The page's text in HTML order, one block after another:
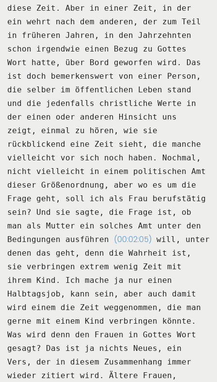
diese Zeit.
Aber in einer Zeit, in der
ein wehrt nach dem anderen, der zum Teil
in früheren Jahren,
in den Jahrzehnten
schon irgendwie einen Bezug zu Gottes
Wort hatte, über Bord geworfen wird.
Das
ist doch bemerkenswert von einer Person,
die selber im öffentlichen Leben stand
und
die jedenfalls christliche Werte in
der einen oder anderen Hinsicht uns
zeigt, einmal zu
hören, wie sie
rückblickend eine Zeit sieht, die manche
vielleicht vor sich noch haben.
Nochmal,
nicht vielleicht in einem politischen Amt
dieser Größenordnung, aber wo es um
die
Frage geht, soll ich als Frau berufstätig
sein?
Und sie sagte, die Frage ist, ob
man als Mutter ein solches Amt unter den
Bedingungen ausführen
(00:02:05) will, unter
denen das geht, denn die Wahrheit ist,
sie verbringen extrem wenig Zeit mit
ihrem Kind.
Ich mache ja nur einen
Halbtagsjob, kann sein, aber auch damit
wird einem die Zeit weggenommen,
die man
gerne mit einem Kind verbringen könnte.
Was wird denn den Frauen in Gottes Wort
gesagt?
Das ist ja nichts Neues, ein
Vers, der in diesem Zusammenhang immer
wieder zitiert wird.
Ältere Frauen,